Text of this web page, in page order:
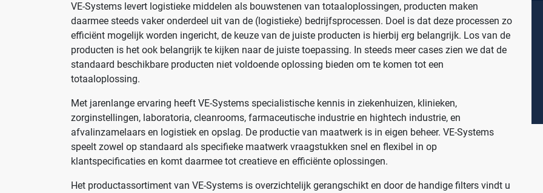
VE-Systems levert logistieke middelen als bouwstenen van totaaloplossingen, producten maken
daarmee steeds vaker onderdeel uit van de (logistieke) bedrijfsprocessen. Doel is dat deze processen zo
efficiënt mogelijk worden ingericht, de keuze van de juiste producten is hierbij erg belangrijk. Los van de
producten is het ook belangrijk te kijken naar de juiste toepassing. In steeds meer cases zien we dat de
standaard beschikbare producten niet voldoende oplossing bieden om te komen tot een
totaaloplossing.
Met jarenlange ervaring heeft VE-Systems specialistische kennis in ziekenhuizen, klinieken,
zorginstellingen, laboratoria, cleanrooms, farmaceutische industrie en hightech industrie, en
afvalinzamelaars en logistiek en opslag. De productie van maatwerk is in eigen beheer. VE-Systems
speelt zowel op standaard als specifieke maatwerk vraagstukken snel en flexibel in op
klantspecificaties en komt daarmee tot creatieve en efficiënte oplossingen.
Het productassortiment van VE-Systems is overzichtelijk gerangschikt en door de handige filters vindt u
Afvalinzamelaars
Farmaceutische industrie
Solutions
RVS Werkplekinrichting
Modulaire Inrichtingssystemen
Opslagsystemen en
voorraadbeheer
Medicijn- en verbandkasten
Werkplekinrichting
Assortiment